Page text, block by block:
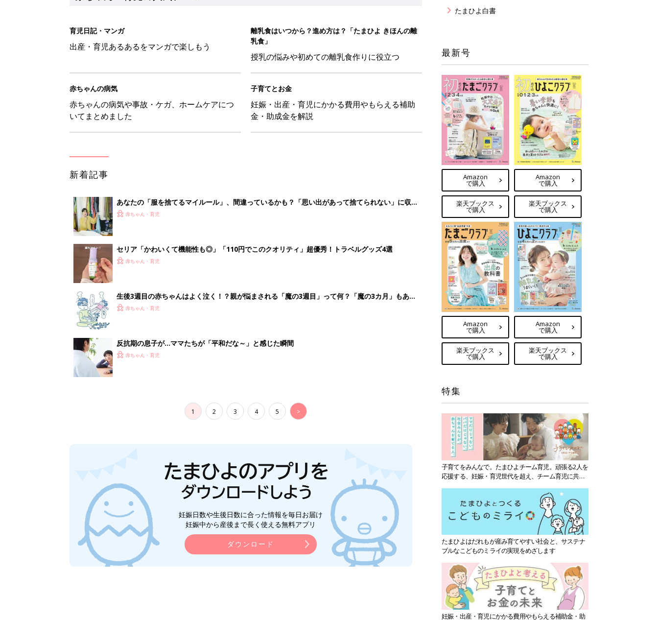
あなたの「服を捨てるマイルール」、間違っているかも？「思い出があって捨てられない」に収納
スタイリストが喝！
赤ちゃん・育児
セリア「かわいくて機能性も◎」「110円でこのクオリティ」超優秀！トラベルグッズ4選
赤ちゃん・育児
生後3週目の赤ちゃんはよく泣く！？親が悩まされる「魔の3週目」って何？「魔の3カ月」もある
1 2 3 4 5 >
たまひよ白書
最新号
Amazon
で購入
楽天ブックス
で購入
Amazon
で購入
楽天ブックス
で購入
Amazon
で購入
楽天ブックス
で購入
Amazon
で購入
楽天ブックス
で購入
特集
子育てをみんなで。たまひよチーム育児。頑張る2人を
応援する、妊娠・育児世代を超え、チーム育児に共感
たまひよはだれもが産み育てやすい社会と、サステナ
ブルなこどものミライの実現をめざします
妊娠・出産・育児にかかる費用やもらえる補助金・助